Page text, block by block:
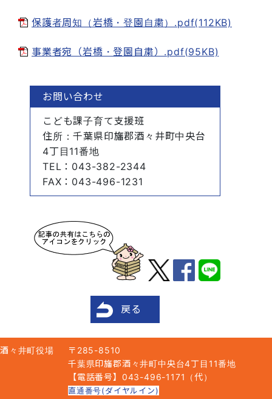
保護者周知（岩橋・登園自粛）.pdf(112KB)
事業者宛（岩橋・登園自粛）.pdf(95KB)
お問い合わせ
こども課子育て支援班
住所 ：千葉県印旛郡酒々井町中央台
4丁目11番地
TEL ：043-382-2344
FAX ：043-496-1231
戻る
酒々井町役場
〒285-8510
千葉県印旛郡酒々井町中央台4丁目11番地
【電話番号】043-496-1171（代）
直通番号(ダイヤルイン)